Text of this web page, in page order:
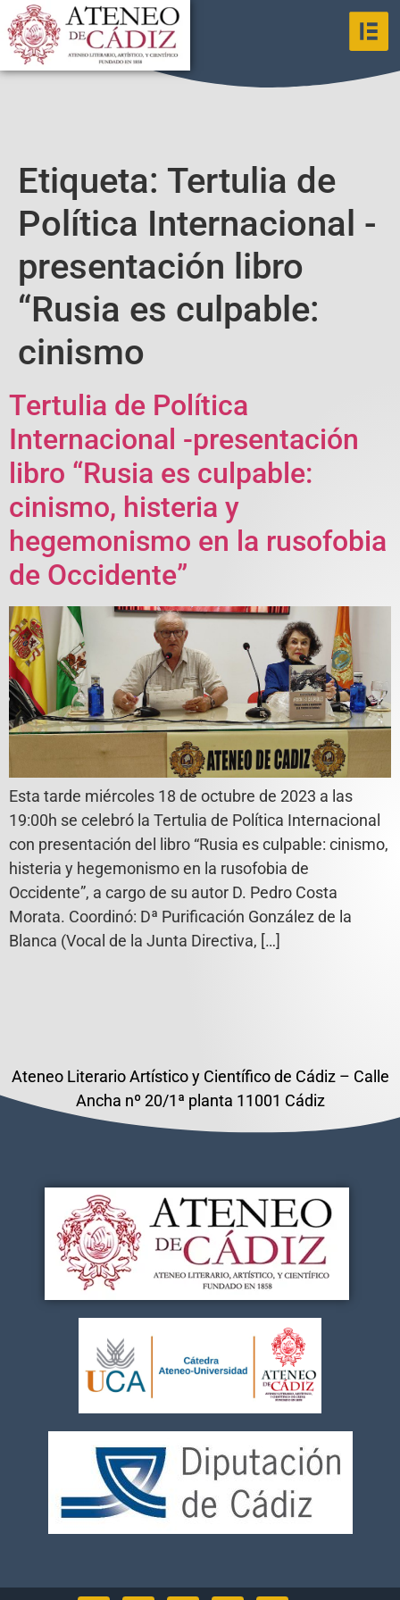
Etiqueta: Tertulia de
Política Internacional -
presentación libro
“Rusia es culpable:
cinismo
Tertulia de Política
Internacional -presentación
libro “Rusia es culpable:
cinismo, histeria y
hegemonismo en la rusofobia
de Occidente”
Esta tarde miércoles 18 de octubre de 2023 a las
19:00h se celebró la Tertulia de Política Internacional
con presentación del libro “Rusia es culpable: cinismo,
histeria y hegemonismo en la rusofobia de
Occidente”, a cargo de su autor D. Pedro Costa
Morata. Coordinó: Dª Purificación González de la
Blanca (Vocal de la Junta Directiva, […]
Ateneo Literario Artístico y Científico de Cádiz – Calle
Ancha nº 20/1ª planta 11001 Cádiz